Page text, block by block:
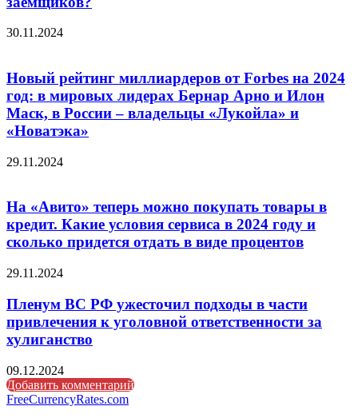
30.11.2024
Новый рейтинг миллиардеров от Forbes на 2024
год: в мировых лидерах Бернар Арно и Илон
Маск, в России – владельцы «Лукойла» и
«Новатэка»
29.11.2024
На «Авито» теперь можно покупать товары в
кредит. Какие условия сервиса в 2024 году и
сколько придется отдать в виде процентов
29.11.2024
Пленум ВС РФ ужесточил подходы в части
привлечения к уголовной ответственности за
хулиганство
09.12.2024
Добавить комментарий
FreeCurrencyRates.com